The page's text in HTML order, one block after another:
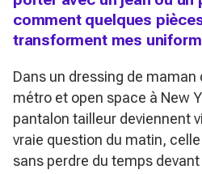
comment quelques
transforment mes
Dans un dressing de
métro et open space à New
pantalon tailleur deviennent
vraie question du matin, celle
sans perdre du temps